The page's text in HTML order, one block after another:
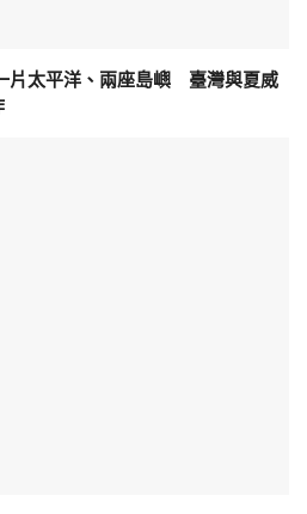
片太平洋、兩座島嶼 臺灣與夏威